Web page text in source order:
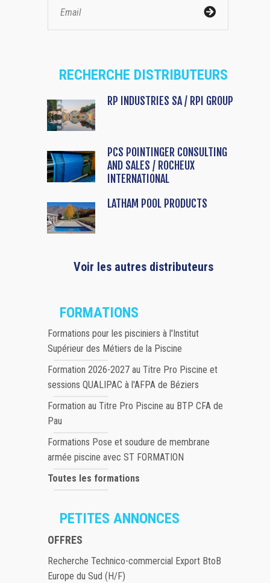
RECHERCHE DISTRIBUTEURS
RP INDUSTRIES SA / RPI GROUP
PCS POINTINGER CONSULTING
AND SALES / ROCHEUX
INTERNATIONAL
LATHAM POOL PRODUCTS
Voir les autres distributeurs
FORMATIONS
Formations pour les pisciniers à l'Institut
Supérieur des Métiers de la Piscine
Formation 2026-2027 au Titre Pro Piscine et
sessions QUALIPAC à l'AFPA de Béziers
Formation au Titre Pro Piscine au BTP CFA de
Pau
Formations Pose et soudure de membrane
armée piscine avec ST FORMATION
Toutes les formations
PETITES ANNONCES
OFFRES
Recherche Technico-commercial Export BtoB
Europe du Sud (H/F)